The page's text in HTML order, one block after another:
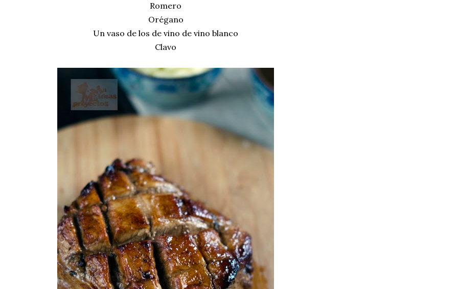
Romero
Orégano
Un vaso de los de vino de vino blanco
Clavo